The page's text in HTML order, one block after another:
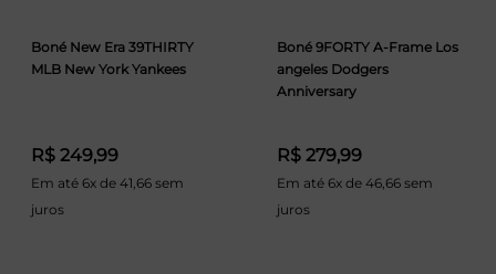
Boné New Era 39THIRTY
MLB New York Yankees
R$ 249,99
Em até 6x de 41,66 sem
juros
Boné 9FORTY A-Frame Los
angeles Dodgers
Anniversary
R$ 279,99
Em até 6x de 46,66 sem
juros